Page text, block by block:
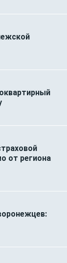
от региона